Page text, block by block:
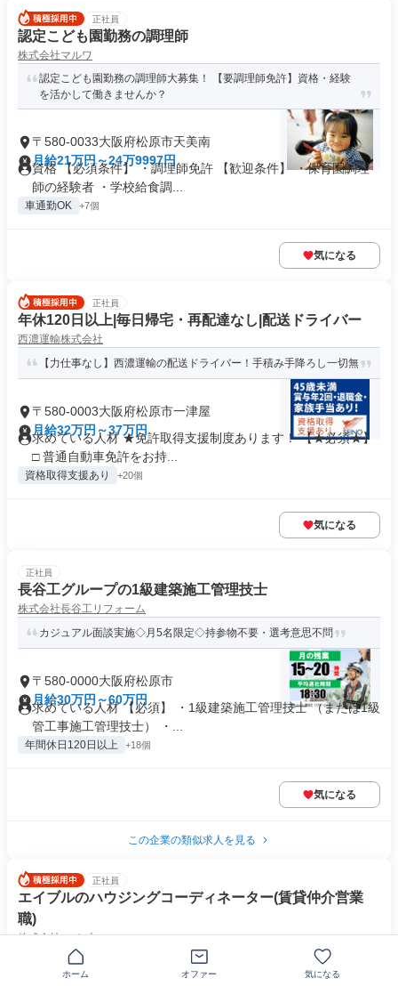
正社員
認定こども園勤務の調理師
株式会社マルワ
認定こども園勤務の調理師大募集！ 【要調理師免許】資格・経験
を活かして働きませんか？
〒580-0033大阪府松原市天美南
月給21万円～24万9997円
資格 【必須条件】 ・調理師免許 【歓迎条件】 ・保育園調理
師の経験者 ・学校給食調...
車通勤OK +7個
気になる
正社員
年休120日以上|毎日帰宅・再配達なし|配送ドライバー
西濃運輸株式会社
【力仕事なし】西濃運輸の配送ドライバー！手積み手降ろし一切無
〒580-0003大阪府松原市一津屋
月給32万円～37万円
求めている人材 ★免許取得支援制度あります！ 【★必須★】
□ 普通自動車免許をお持...
資格取得支援あり +20個
気になる
正社員
長谷工グループの1級建築施工管理技士
株式会社長谷工リフォーム
カジュアル面談実施◇月5名限定◇持参物不要・選考意思不問
〒580-0000大阪府松原市
月給30万円～60万円
求めている人材 【必須】 ・1級建築施工管理技士 （または1級
管工事施工管理技士） ・...
年間休日120日以上 +18個
気になる
この企業の類似求人を見る
正社員
エイブルのハウジングコーディネーター(賃貸仲介営業
職)
株式会社エイブル
未経験歓迎！「反響営業」「ノルマなし」で安心◎女性活躍中♪
ホーム オファー 気になる